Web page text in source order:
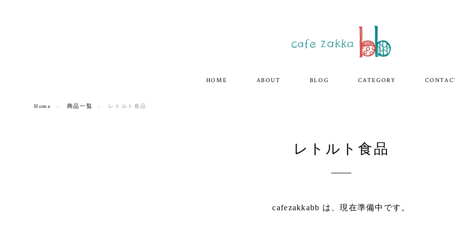
HOME ABOUT BLOG CATEGORY
Home 商品一覧 レトルト食品
レトルト食品
cafezakkabb は、現在準備中です。